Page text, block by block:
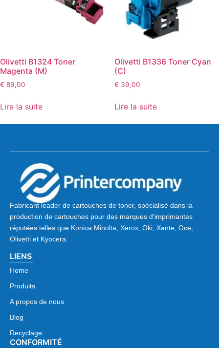
Olivetti B1324 Toner
Magenta (M)
€ 89,00
Lire la suite
Olivetti B1336 Toner Cyan
(C)
€ 39,00
Lire la suite
Fabricant leader de cartouches de toner, spécialisé dans la
production de cartouches pour des marques d’imprimantes
réputées telles que Konica Minolta, Xerox, Oki, Xante, Oce,
Olivetti et Kyocera.
LIENS
Home
Produits
A propos de nous
Blog
Recyclage
CONFORMITÉ